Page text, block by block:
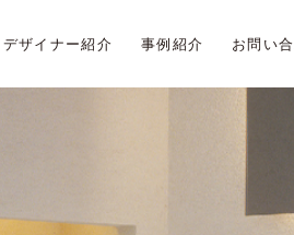
デザイナー紹介 事例紹介 お問い